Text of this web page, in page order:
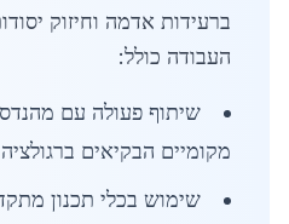
ברעידות אדמה וחיזוק
העבודה כולל:
שיתוף פעולה עם
מקומיים הבקיאים